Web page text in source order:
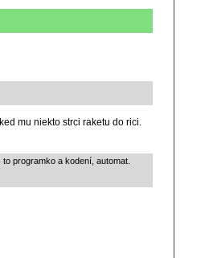
mu niekto strci raketu do rici.
programko a kodení, automat.